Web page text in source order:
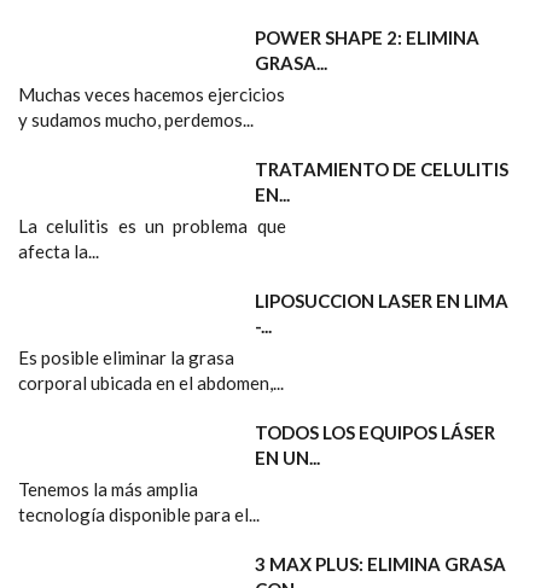
POWER SHAPE 2: ELIMINA
GRASA...
Muchas veces hacemos ejercicios
y sudamos mucho, perdemos...
TRATAMIENTO DE CELULITIS
EN...
La celulitis es un problema que
afecta la...
LIPOSUCCION LASER EN LIMA
-...
Es posible eliminar la grasa
corporal ubicada en el abdomen,...
TODOS LOS EQUIPOS LÁSER
EN UN...
Tenemos la más amplia
tecnología disponible para el...
3 MAX PLUS: ELIMINA GRASA